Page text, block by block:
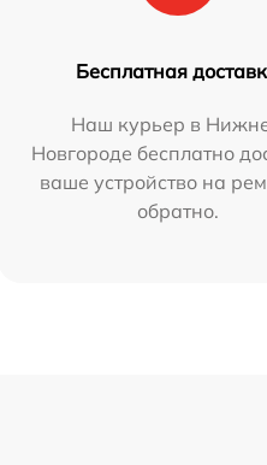
Бесплатная
Наш курьер в
Новгороде бесплатно
ваше устройство на
обратно.